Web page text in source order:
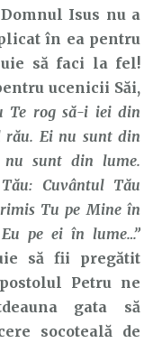
Isus nu a
în ea pentru
să faci la fel!
ucenicii Săi,
Te rog să-i iei din
rău. Ei nu sunt din
sunt din lume.
Cuvântul Tău
Tu pe Mine în
pe ei în lume…”
să fii pregătit
Petru ne
gata să
socoteală de